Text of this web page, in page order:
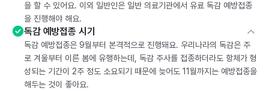
을 할 수 있어요. 이외 일반인은 일반 의료기관에서 유료 독감 예방접종
을 진행해야 해요.
독감 예방접종 시기
독감 예방접종은 9월부터 본격적으로 진행돼요. 우리나라의 독감은 주
로 겨울부터 이른 봄에 유행하는데, 독감 주사를 접종하더라도 항체가 형
성되는 기간이 2주 정도 소요되기 때문에 늦어도 11월까지는 예방접종을
해두는 것이 좋아요.